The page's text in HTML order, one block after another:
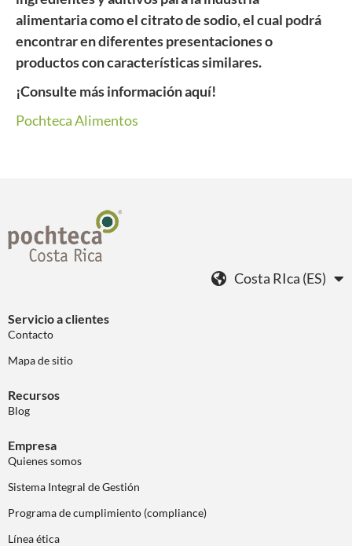
alimentaria como el citrato de sodio, el cual podrá
encontrar en diferentes presentaciones o
productos con características similares.
¡Consulte más información aquí!
Pochteca Alimentos
Costa RIca (ES)
Servicio a clientes
Contacto
Mapa de sitio
Recursos
Blog
Empresa
Quienes somos
Sistema Integral de Gestión
Programa de cumplimiento (compliance)
Línea ética